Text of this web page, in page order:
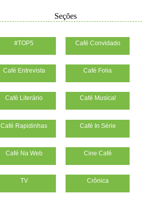
Seções
#TOP5 Café Convidado
Café Entrevista Café Folia
Café Literário Café Musical
Café Rapidinhas Café In Série
Café Na Web Cine Café
TV Crônica